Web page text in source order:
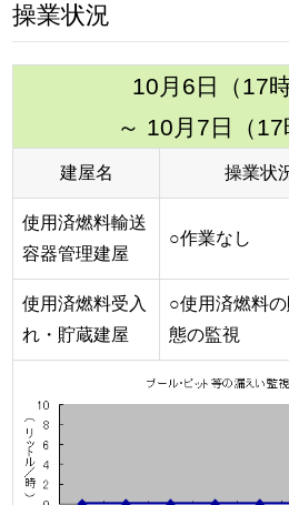
操業状況
10月6日（17
～ 10月7日（17
建屋名 操業状
使用済燃料輸送
容器管理建屋
○作業なし
使用済燃料受入
れ・貯蔵建屋
○使用済燃料
態の監視